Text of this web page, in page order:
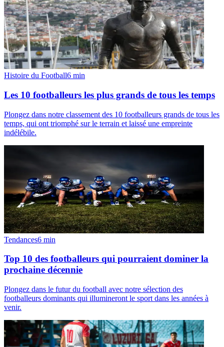
Histoire du Football6 min
Les 10 footballeurs les plus grands de tous les temps
Plongez dans notre classement des 10 footballeurs grands de tous les
temps, qui ont triomphé sur le terrain et laissé une empreinte
indélébile.
Tendances6 min
Top 10 des footballeurs qui pourraient dominer la
prochaine décennie
Plongez dans le futur du football avec notre sélection des
footballeurs dominants qui illumineront le sport dans les années à
venir.